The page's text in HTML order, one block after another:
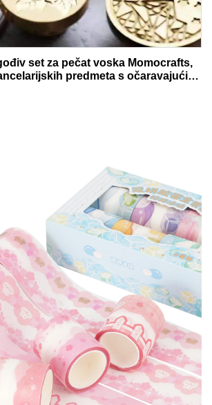
set za pečat voska Momocrafts,
predmeta s očaravajućim